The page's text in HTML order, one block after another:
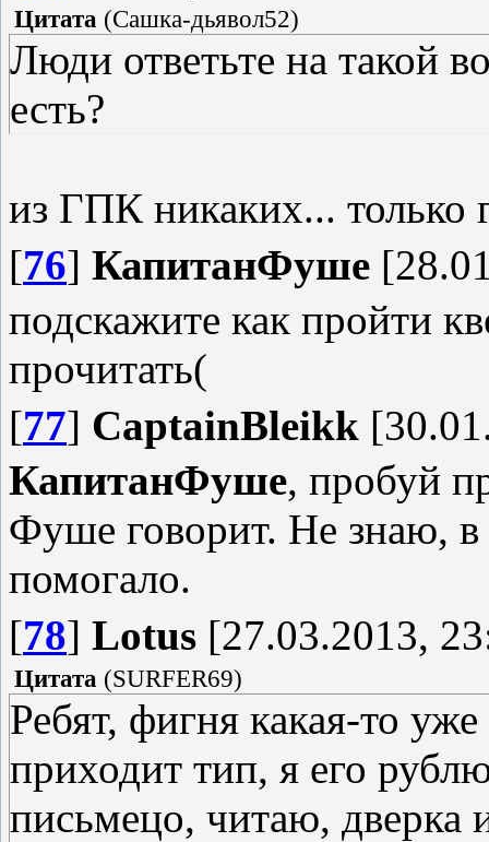
Цитата (Сашка-дьявол52)
Люди ответьте на такой
есть?
из ГПК никаких... только
[76] КапитанФуше
подскажите как пройти
прочитать(
[77] CaptainBleikk
КапитанФуше, пробуй
Фуше говорит. Не знаю,
помогало.
[78] Lotus [27.03.2013,
Цитата (SURFER69)
Ребят, фигня какая-то
приходит тип, я его
письмецо, читаю, дверка